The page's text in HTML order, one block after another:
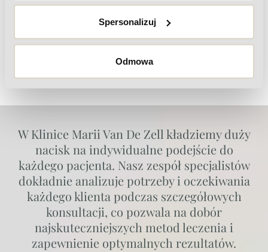
Spersonalizuj
Odmowa
odpowiedni na każdą porę roku?
Jak długo utrzymują się efekty po serii zabiegów
W Klinice Marii Van De Zell kładziemy duży
nacisk na indywidualne podejście do
każdego pacjenta. Nasz zespół specjalistów
dokładnie analizuje potrzeby i oczekiwania
każdego klienta podczas szczegółowych
konsultacji, co pozwala na dobór
najskuteczniejszych metod leczenia i
zapewnienie optymalnych rezultatów.